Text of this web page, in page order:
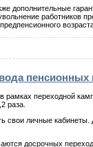
дополнительные
работников
пенсионных
переходной
раза.
личные
досрочных